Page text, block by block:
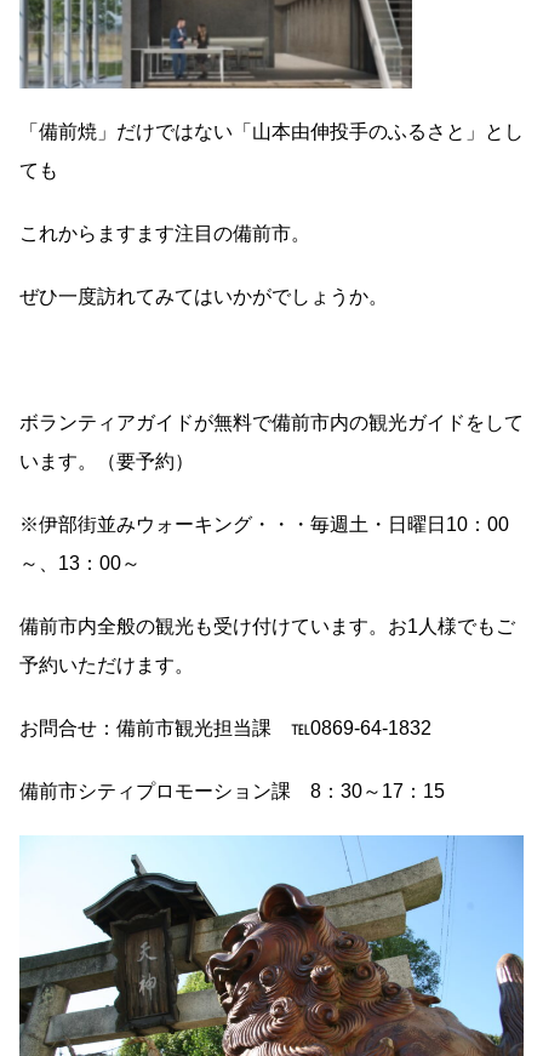
「備前焼」だけではない「山本由伸投手のふるさと」とし
ても
これからますます注目の備前市。
ぜひ一度訪れてみてはいかがでしょうか。
ボランティアガイドが無料で備前市内の観光ガイドをして
います。（要予約）
※伊部街並みウォーキング・・・毎週土・日曜日10：00
～、13：00～
備前市内全般の観光も受け付けています。お1人様でもご
予約いただけます。
お問合せ：備前市観光担当課 ℡0869-64-1832
備前市シティプロモーション課 8：30～17：15